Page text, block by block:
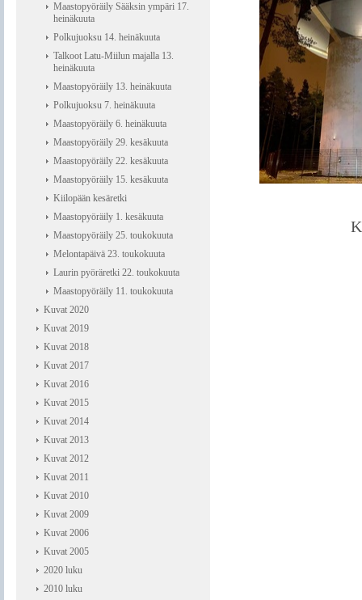
Maastopyöräily Sääksin ympäri 17.
heinäkuuta
Polkujuoksu 14. heinäkuuta
Talkoot Latu-Miilun majalla 13.
heinäkuuta
Maastopyöräily 13. heinäkuuta
Polkujuoksu 7. heinäkuuta
Maastopyöräily 6. heinäkuuta
Maastopyöräily 29. kesäkuuta
Maastopyöräily 22. kesäkuuta
Maastopyöräily 15. kesäkuuta
Kiilopään kesäretki
Maastopyöräily 1. kesäkuuta
Maastopyöräily 25. toukokuuta
Melontapäivä 23. toukokuuta
Laurin pyöräretki 22. toukokuuta
Maastopyöräily 11. toukokuuta
Kuvat 2020
Kuvat 2019
Kuvat 2018
Kuvat 2017
Kuvat 2016
Kuvat 2015
Kuvat 2014
Kuvat 2013
Kuvat 2012
Kuvat 2011
Kuvat 2010
Kuvat 2009
Kuvat 2006
Kuvat 2005
2020 luku
2010 luku